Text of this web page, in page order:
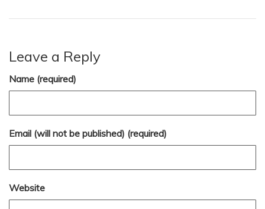
Leave a Reply
Name (required)
Email (will not be published) (required)
Website